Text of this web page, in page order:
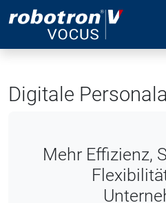
Digitale
Mehr Effizienz,